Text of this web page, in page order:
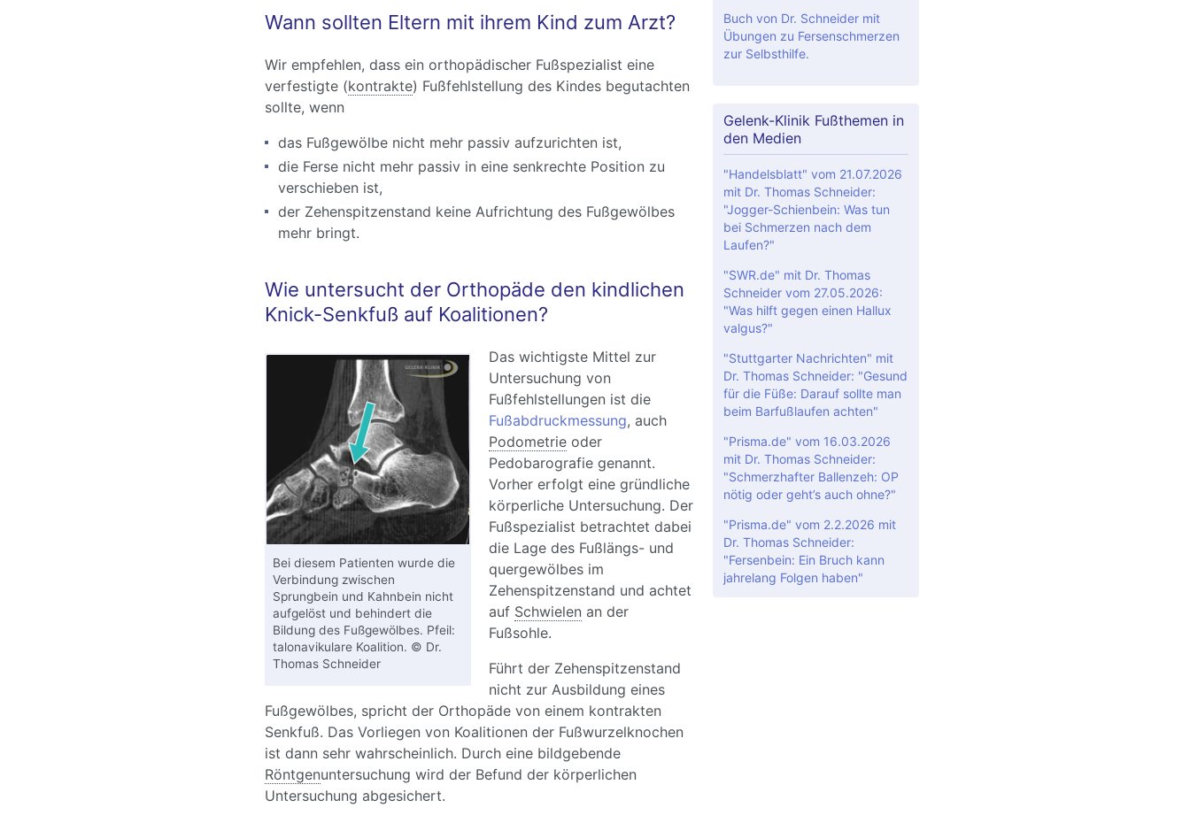
Wann sollten Eltern mit ihrem Kind zum Arzt?
Wir empfehlen, dass ein orthopädischer Fußspezialist eine
verfestigte (kontrakte) Fußfehlstellung des Kindes begutachten
sollte, wenn
das Fußgewölbe nicht mehr passiv aufzurichten ist,
die Ferse nicht mehr passiv in eine senkrechte Position zu
verschieben ist,
der Zehenspitzenstand keine Aufrichtung des Fußgewölbes
mehr bringt.
Wie untersucht der Orthopäde den kindlichen
Knick-Senkfuß auf Koalitionen?
Bei diesem Patienten wurde die
Verbindung zwischen
Sprungbein und Kahnbein nicht
aufgelöst und behindert die
Bildung des Fußgewölbes. Pfeil:
talonavikulare Koalition. © Dr.
Thomas Schneider
Das wichtigste Mittel zur
Untersuchung von
Fußfehlstellungen ist die
Fußabdruckmessung, auch
Podometrieoder
Pedobarografie genannt.
Vorher erfolgt eine gründliche
körperliche Untersuchung. Der
Fußspezialist betrachtet dabei
die Lage des Fußlängs- und
quergewölbes im
Zehenspitzenstand und achtet
auf Schwielen an der
Fußsohle.
Führt der Zehenspitzenstand
nicht zur Ausbildung eines
Fußgewölbes, spricht der Orthopäde von einem kontrakten
Senkfuß. Das Vorliegen von Koalitionen der Fußwurzelknochen
ist dann sehr wahrscheinlich. Durch eine bildgebende
Röntgenuntersuchung wird der Befund der körperlichen
Untersuchung abgesichert.
Buch von Dr. Schneider mit
Übungen zu Fersenschmerzen
zur Selbsthilfe.
Gelenk-Klinik Fußthemen in
den Medien
"Handelsblatt" vom 21.07.2026
mit Dr. Thomas Schneider:
"Jogger-Schienbein: Was tun
bei Schmerzen nach dem
Laufen?"
"SWR.de" mit Dr. Thomas
Schneider vom 27.05.2026:
"Was hilft gegen einen Hallux
valgus?"
"Stuttgarter Nachrichten" mit
Dr. Thomas Schneider: "Gesund
für die Füße: Darauf sollte man
beim Barfußlaufen achten"
"Prisma.de" vom 16.03.2026
mit Dr. Thomas Schneider:
"Schmerzhafter Ballenzeh: OP
nötig oder geht’s auch ohne?"
"Prisma.de" vom 2.2.2026 mit
Dr. Thomas Schneider:
"Fersenbein: Ein Bruch kann
jahrelang Folgen haben"